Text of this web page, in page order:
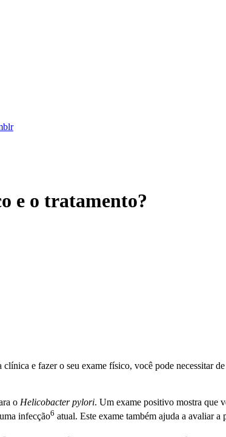
e o tratamento?
e fazer o seu exame físico, você pode necessitar
o Helicobacter pylori. Um exame positivo mostra que
infecção6 atual. Este exame também ajuda a avaliar a